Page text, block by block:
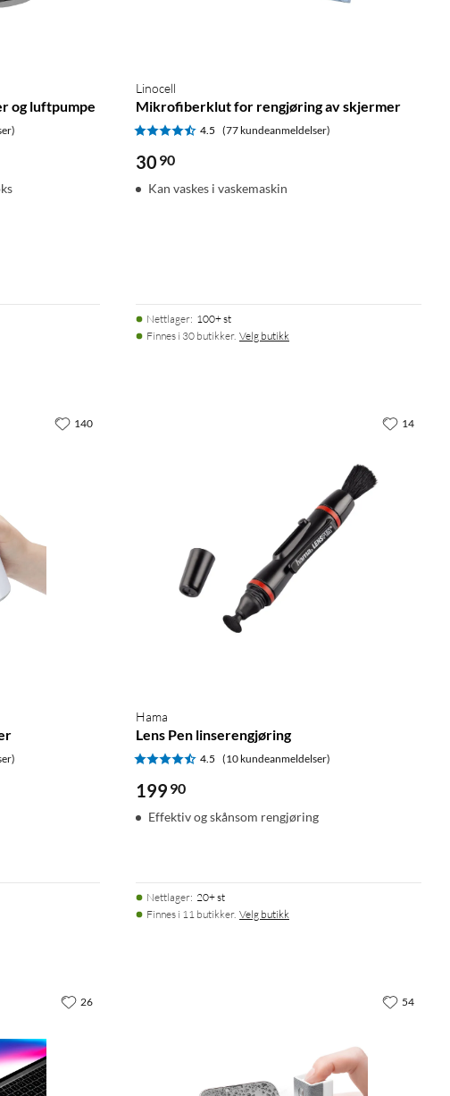
og luftpumpe
Linocell
Mikrofiberklut for rengjøring av skjermer
4.5 (77 kundeanmeldelser)
30 90
Kan vaskes i vaskemaskin
Nettlager: 100+ st
Finnes i 30 butikker. Velg butikk
140
Hama
Lens Pen linserengjøring
4.5 (10 kundeanmeldelser)
199 90
Effektiv og skånsom rengjøring
Nettlager: 20+ st
Finnes i 11 butikker. Velg butikk
14
26 54